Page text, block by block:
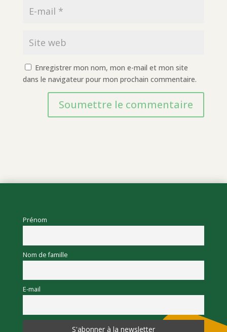
Enregistrer mon nom, mon e-mail et mon site
dans le navigateur pour mon prochain commentaire.
Soumettre le commentaire
Prénom
Nom de famille
E-mail